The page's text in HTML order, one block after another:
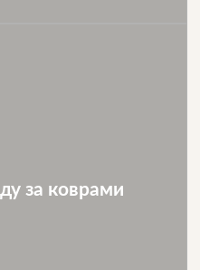
за коврами